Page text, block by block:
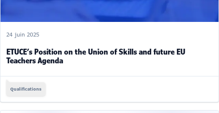
24 juin 2025
ETUCE’s Position on the Union of Skills and future EU
Teachers Agenda
Qualifications